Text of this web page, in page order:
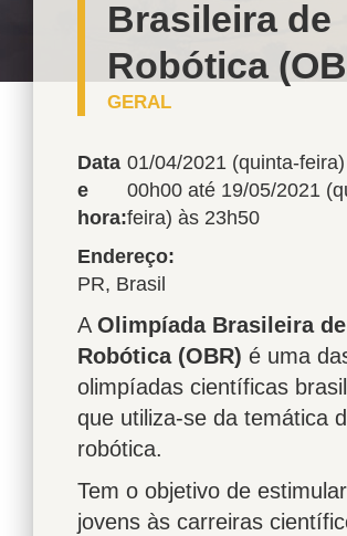
Brasileira de
Robótica
GERAL
Data
e
hora:
01/04/2021 (quinta-
00h00 até 19/05/2021
feira) às 23h50
Endereço
PR, Brasil
A Olimpíada Brasileira de
Robótica (OBR) é uma
olimpíadas científicas
que utiliza-se da temática
robótica.
Tem o objetivo de
jovens às carreiras